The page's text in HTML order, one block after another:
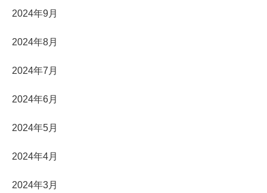
2024年9月
2024年8月
2024年7月
2024年6月
2024年5月
2024年4月
2024年3月